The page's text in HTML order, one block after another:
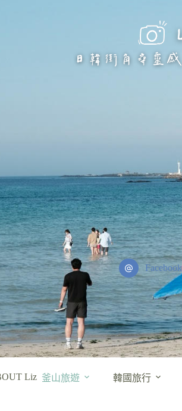
Facebook
Liz 釜山旅遊 韓國旅行